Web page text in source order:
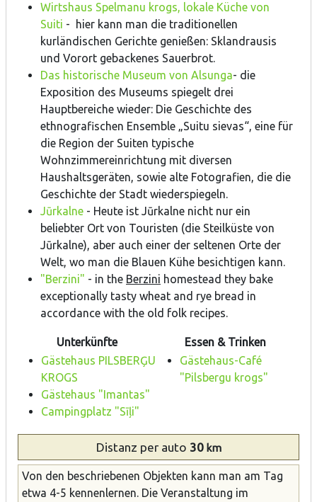
Wirtshaus Spelmanu krogs, lokale Küche von
Suiti - hier kann man die traditionellen
kurländischen Gerichte genießen: Sklandrausis
und Vorort gebackenes Sauerbrot.
Das historische Museum von Alsunga- die
Exposition des Museums spiegelt drei
Hauptbereiche wieder: Die Geschichte des
ethnografischen Ensemble „Suitu sievas“, eine für
die Region der Suiten typische
Wohnzimmereinrichtung mit diversen
Haushaltsgeräten, sowie alte Fotografien, die die
Geschichte der Stadt wiederspiegeln.
Jūrkalne - Heute ist Jūrkalne nicht nur ein
beliebter Ort von Touristen (die Steilküste von
Jūrkalne), aber auch einer der seltenen Orte der
Welt, wo man die Blauen Kühe besichtigen kann.
"Berzini" - in the Berzini homestead they bake
exceptionally tasty wheat and rye bread in
accordance with the old folk recipes.
Unterkünfte
Essen & Trinken
Gästehaus PILSBERĢU
KROGS
Gästehaus "Imantas"
Campingplatz "Sīļi"
Gästehaus-Café
"Pilsbergu krogs"
Distanz per auto 30km
Von den beschriebenen Objekten kann man am Tag
etwa 4-5 kennenlernen. Die Veranstaltung im